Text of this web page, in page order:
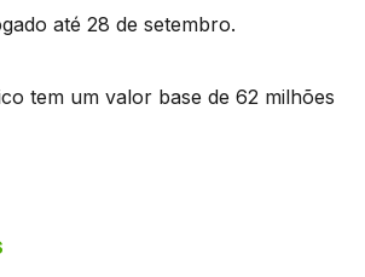
até 28 de setembro.
tem um valor base de 62 milhões